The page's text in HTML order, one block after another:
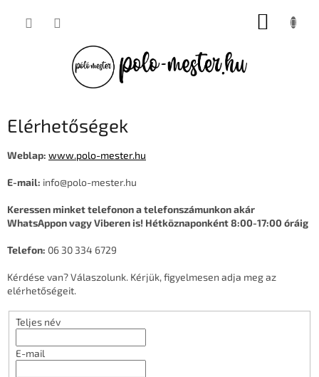
KOSÁR
Elérhetőségek
Weblap: www.polo-mester.hu
E-mail: info@polo-mester.hu
Keressen minket telefonon a telefonszámunkon akár
WhatsAppon vagy Viberen is! Hétköznaponként 8:00-17:00 óráig
Telefon: 06 30 334 6729
Kérdése van? Válaszolunk. Kérjük, figyelmesen adja meg az
elérhetőségeit.
Teljes név
E-mail